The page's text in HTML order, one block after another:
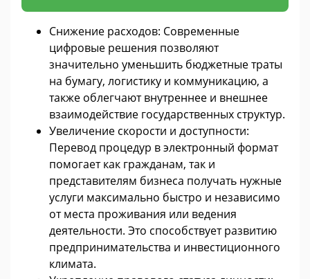
Снижение расходов: Современные
цифровые решения позволяют
значительно уменьшить бюджетные траты
на бумагу, логистику и коммуникацию, а
также облегчают внутреннее и внешнее
взаимодействие государственных структур.
Увеличение скорости и доступности:
Перевод процедур в электронный формат
помогает как гражданам, так и
представителям бизнеса получать нужные
услуги максимально быстро и независимо
от места проживания или ведения
деятельности. Это способствует развитию
предпринимательства и инвестиционного
климата.